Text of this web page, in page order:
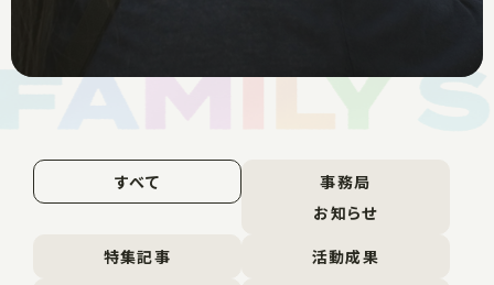
すべて
事務局
お知らせ
特集記事
活動成果